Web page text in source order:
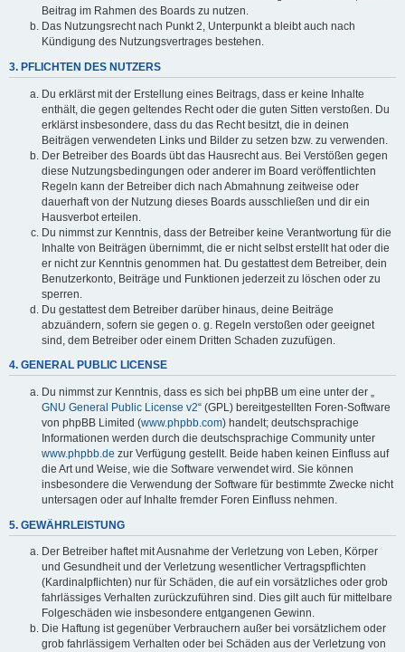
Beitrag im Rahmen des Boards zu nutzen.
Das Nutzungsrecht nach Punkt 2, Unterpunkt a bleibt auch nach
Kündigung des Nutzungsvertrages bestehen.
3. PFLICHTEN DES NUTZERS
Du erklärst mit der Erstellung eines Beitrags, dass er keine Inhalte
enthält, die gegen geltendes Recht oder die guten Sitten verstoßen. Du
erklärst insbesondere, dass du das Recht besitzt, die in deinen
Beiträgen verwendeten Links und Bilder zu setzen bzw. zu verwenden.
Der Betreiber des Boards übt das Hausrecht aus. Bei Verstößen gegen
diese Nutzungsbedingungen oder anderer im Board veröffentlichten
Regeln kann der Betreiber dich nach Abmahnung zeitweise oder
dauerhaft von der Nutzung dieses Boards ausschließen und dir ein
Hausverbot erteilen.
Du nimmst zur Kenntnis, dass der Betreiber keine Verantwortung für die
Inhalte von Beiträgen übernimmt, die er nicht selbst erstellt hat oder die
er nicht zur Kenntnis genommen hat. Du gestattest dem Betreiber, dein
Benutzerkonto, Beiträge und Funktionen jederzeit zu löschen oder zu
sperren.
Du gestattest dem Betreiber darüber hinaus, deine Beiträge
abzuändern, sofern sie gegen o. g. Regeln verstoßen oder geeignet
sind, dem Betreiber oder einem Dritten Schaden zuzufügen.
4. GENERAL PUBLIC LICENSE
Du nimmst zur Kenntnis, dass es sich bei phpBB um eine unter der „
GNU General Public License v2“ (GPL) bereitgestellten Foren-Software
von phpBB Limited (www.phpbb.com) handelt; deutschsprachige
Informationen werden durch die deutschsprachige Community unter
www.phpbb.de zur Verfügung gestellt. Beide haben keinen Einfluss auf
die Art und Weise, wie die Software verwendet wird. Sie können
insbesondere die Verwendung der Software für bestimmte Zwecke nicht
untersagen oder auf Inhalte fremder Foren Einfluss nehmen.
5. GEWÄHRLEISTUNG
Der Betreiber haftet mit Ausnahme der Verletzung von Leben, Körper
und Gesundheit und der Verletzung wesentlicher Vertragspflichten
(Kardinalpflichten) nur für Schäden, die auf ein vorsätzliches oder grob
fahrlässiges Verhalten zurückzuführen sind. Dies gilt auch für mittelbare
Folgeschäden wie insbesondere entgangenen Gewinn.
Die Haftung ist gegenüber Verbrauchern außer bei vorsätzlichem oder
grob fahrlässigem Verhalten oder bei Schäden aus der Verletzung von